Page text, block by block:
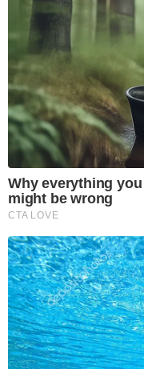
Why everything
might be wrong
CTA LOVE